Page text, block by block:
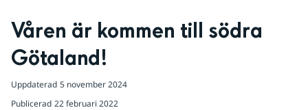
Våren är kommen till södra
Götaland!
Uppdaterad 5 november 2024
Publicerad 22 februari 2022